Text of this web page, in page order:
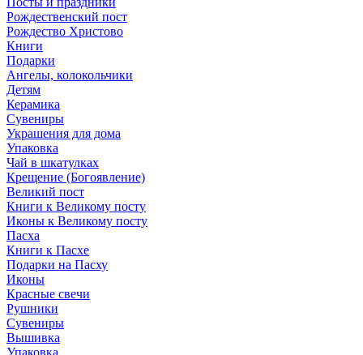
Рождественский пост
Рождество Христово
Книги
Подарки
Ангелы, колокольчики
Детям
Керамика
Сувениры
Украшения для дома
Упаковка
Чай в шкатулках
Крещение (Богоявление)
Великий пост
Книги к Великому посту
Иконы к Великому посту
Пасха
Книги к Пасхе
Подарки на Пасху
Иконы
Красные свечи
Рушники
Сувениры
Вышивка
Упаковка